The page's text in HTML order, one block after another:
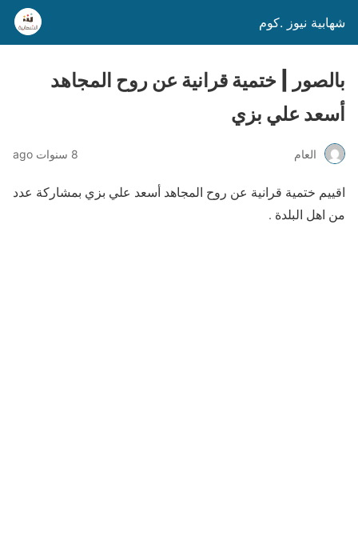
شهابية نيوز .كوم
بالصور | ختمية قرانية عن روح المجاهد
أسعد علي بزي
العام 8 سنوات ago
اقييم ختمية قرانية عن روح المجاهد أسعد علي بزي بمشاركة عدد
من اهل البلدة .